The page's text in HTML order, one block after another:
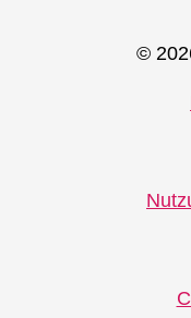
©